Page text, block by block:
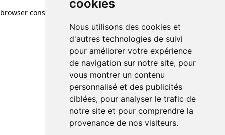
cookies
Nous utilisons des cookies et
d'autres technologies de suivi
pour améliorer votre expérience
de navigation sur notre site, pour
vous montrer un contenu
personnalisé et des publicités
ciblées, pour analyser le trafic de
notre site et pour comprendre la
provenance de nos visiteurs.
browser console for more information)